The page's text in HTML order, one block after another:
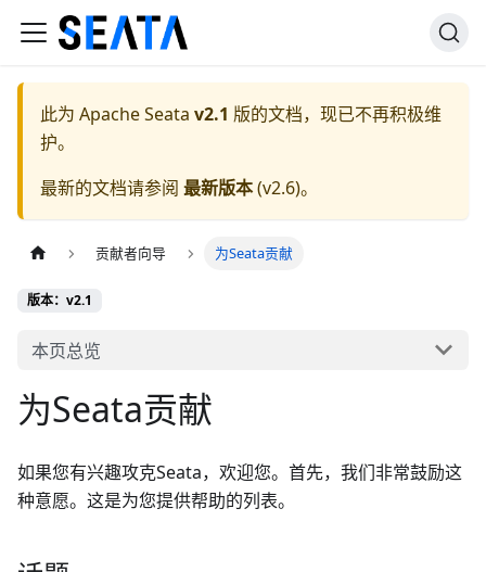
此为 Apache Seata v2.1 版的文档，现已不再积极维
护。
最新的文档请参阅 最新版本(v2.6)。
贡献者向导 为Seata贡献
版本：v2.1
本页总览
为Seata贡献
如果您有兴趣攻克Seata，欢迎您。首先，我们非常鼓励这
种意愿。这是为您提供帮助的列表。